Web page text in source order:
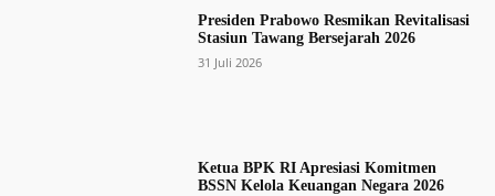
Presiden Prabowo Resmikan Revitalisasi
Stasiun Tawang Bersejarah 2026
31 Juli 2026
Ketua BPK RI Apresiasi Komitmen
BSSN Kelola Keuangan Negara 2026